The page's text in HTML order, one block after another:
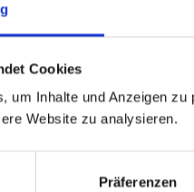
Cookies
um Inhalte und Anzeigen
Website zu analysieren.
Präferenzen